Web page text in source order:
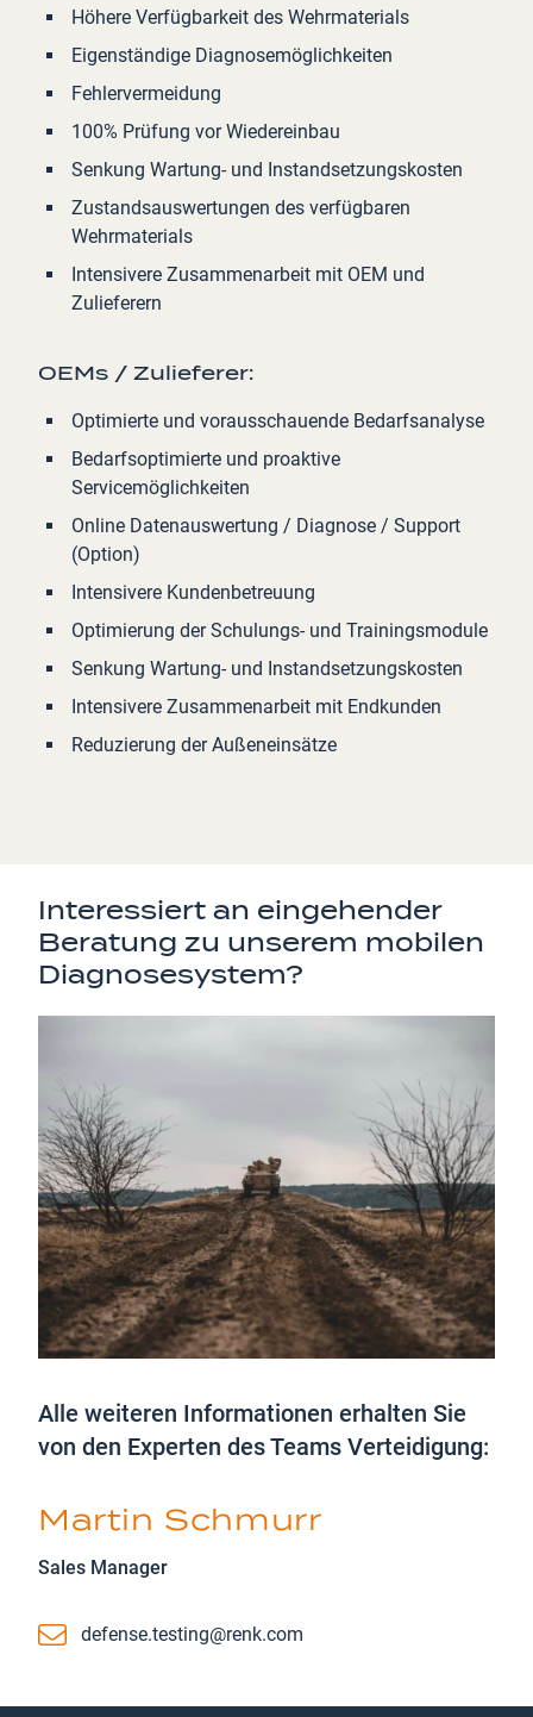
Höhere Verfügbarkeit des Wehrmaterials
Eigenständige Diagnosemöglichkeiten
Fehlervermeidung
100% Prüfung vor Wiedereinbau
Senkung Wartung- und Instandsetzungskosten
Zustandsauswertungen des verfügbaren
Wehrmaterials
Intensivere Zusammenarbeit mit OEM und
Zulieferern
OEMs / Zulieferer:
Optimierte und vorausschauende Bedarfsanalyse
Bedarfsoptimierte und proaktive
Servicemöglichkeiten
Online Datenauswertung / Diagnose / Support
(Option)
Intensivere Kundenbetreuung
Optimierung der Schulungs- und Trainingsmodule
Senkung Wartung- und Instandsetzungskosten
Intensivere Zusammenarbeit mit Endkunden
Reduzierung der Außeneinsätze
Interessiert an eingehender
Beratung zu unserem mobilen
Diagnosesystem?
Alle weiteren Informationen erhalten Sie
von den Experten des Teams Verteidigung:
Martin Schmurr
Sales Manager
Emaildefense.testing@renk.com